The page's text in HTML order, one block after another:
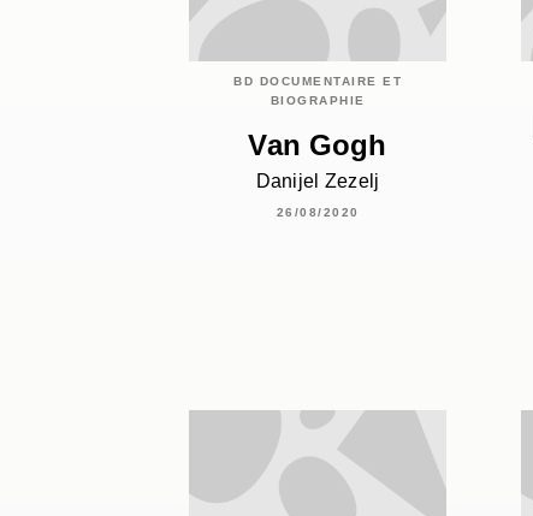
BD DOCUMENTAIRE ET
BIOGRAPHIE
Van Gogh
Danijel Zezelj
26/08/2020